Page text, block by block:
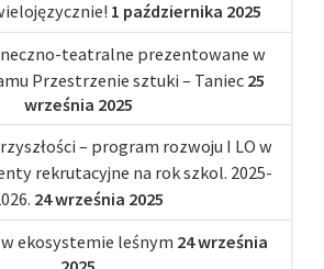
1 października 2025
teatralne prezentowane w
Przestrzenie sztuki – Taniec 25
września 2025
– program rozwoju I LO w
rekrutacyjne na rok szkol. 2025-
24 września 2025
ekosystemie leśnym 24 września